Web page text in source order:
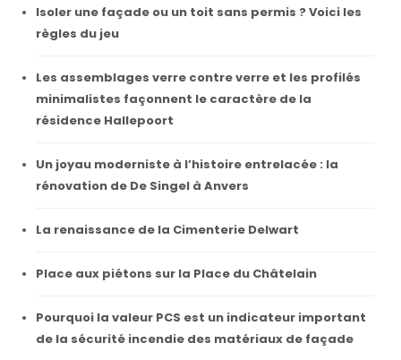
Isoler une façade ou un toit sans permis ? Voici les
règles du jeu
Les assemblages verre contre verre et les profilés
minimalistes façonnent le caractère de la
résidence Hallepoort
Un joyau moderniste à l’histoire entrelacée : la
rénovation de De Singel à Anvers
La renaissance de la Cimenterie Delwart
Place aux piétons sur la Place du Châtelain
Pourquoi la valeur PCS est un indicateur important
de la sécurité incendie des matériaux de façade